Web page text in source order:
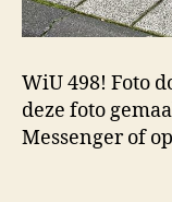
WiU 498! Foto
deze foto
Messenger of